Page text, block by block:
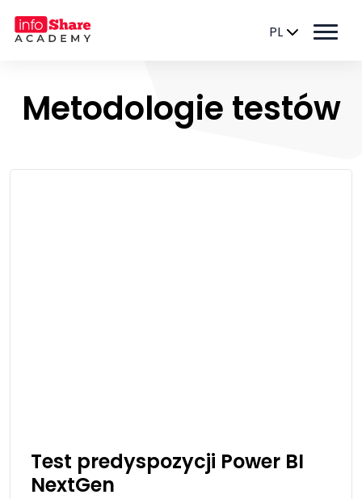
PL
Metodologie testów
Test predyspozycji Power BI
NextGen